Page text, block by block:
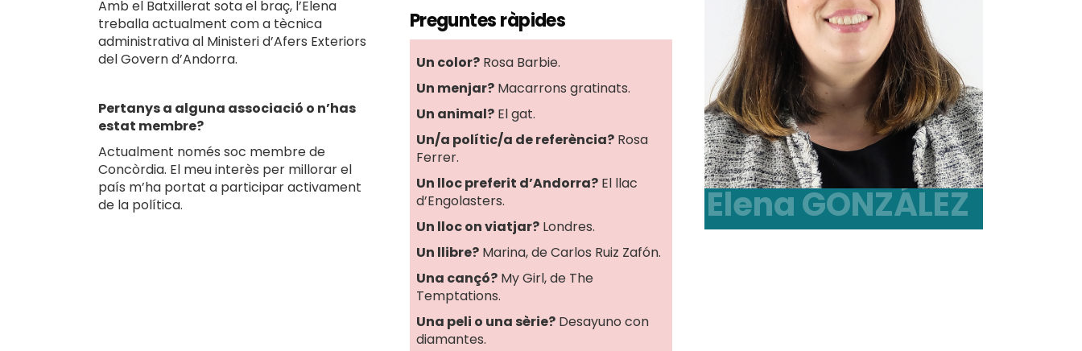
Amb el Batxillerat sota el braç, l’Elena
treballa actualment com a tècnica
administrativa al Ministeri d’Afers Exteriors
del Govern d’Andorra.
Pertanys a alguna associació o n’has
estat membre?
Actualment només soc membre de
Concòrdia. El meu interès per millorar el
país m’ha portat a participar activament
de la política.
Preguntes ràpides
Un color?Rosa Barbie.
Un menjar?Macarrons gratinats.
Un animal?El gat.
Un/a polític/a de referència?Rosa
Ferrer.
Un lloc preferit d’Andorra?El llac
d’Engolasters.
Un lloc on viatjar?Londres.
Un llibre?Marina, de Carlos Ruiz Zafón.
Una cançó?My Girl, de The
Temptations.
Una peli o una sèrie?Desayuno con
diamantes.
Elena GONZÁLEZ